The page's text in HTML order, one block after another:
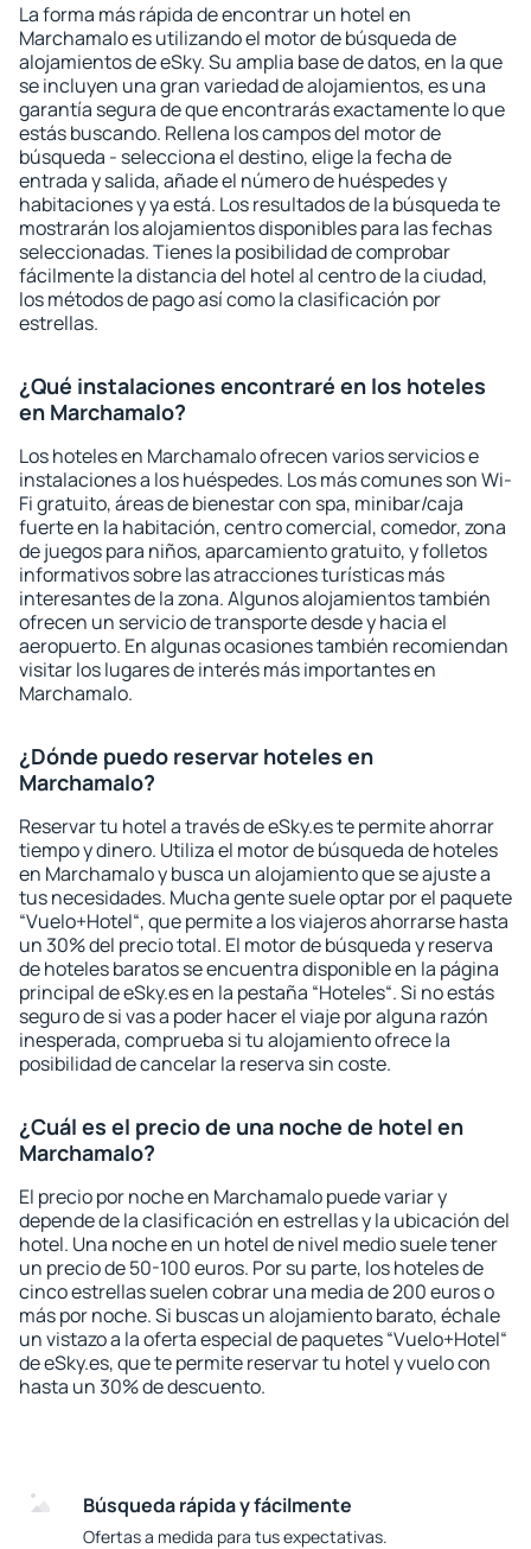
La forma más rápida de encontrar un hotel en
Marchamalo es utilizando el motor de búsqueda de
alojamientos de eSky. Su amplia base de datos, en la que
se incluyen una gran variedad de alojamientos, es una
garantía segura de que encontrarás exactamente lo que
estás buscando. Rellena los campos del motor de
búsqueda - selecciona el destino, elige la fecha de
entrada y salida, añade el número de huéspedes y
habitaciones y ya está. Los resultados de la búsqueda te
mostrarán los alojamientos disponibles para las fechas
seleccionadas. Tienes la posibilidad de comprobar
fácilmente la distancia del hotel al centro de la ciudad,
los métodos de pago así como la clasificación por
estrellas.
¿Qué instalaciones encontraré en los hoteles
en Marchamalo?
Los hoteles en Marchamalo ofrecen varios servicios e
instalaciones a los huéspedes. Los más comunes son Wi-
Fi gratuito, áreas de bienestar con spa, minibar/caja
fuerte en la habitación, centro comercial, comedor, zona
de juegos para niños, aparcamiento gratuito, y folletos
informativos sobre las atracciones turísticas más
interesantes de la zona. Algunos alojamientos también
ofrecen un servicio de transporte desde y hacia el
aeropuerto. En algunas ocasiones también recomiendan
visitar los lugares de interés más importantes en
Marchamalo.
¿Dónde puedo reservar hoteles en
Marchamalo?
Reservar tu hotel a través de eSky.es te permite ahorrar
tiempo y dinero. Utiliza el motor de búsqueda de hoteles
en Marchamalo y busca un alojamiento que se ajuste a
tus necesidades. Mucha gente suele optar por el paquete
“Vuelo+Hotel“, que permite a los viajeros ahorrarse hasta
un 30% del precio total. El motor de búsqueda y reserva
de hoteles baratos se encuentra disponible en la página
principal de eSky.es en la pestaña “Hoteles“. Si no estás
seguro de si vas a poder hacer el viaje por alguna razón
inesperada, comprueba si tu alojamiento ofrece la
posibilidad de cancelar la reserva sin coste.
¿Cuál es el precio de una noche de hotel en
Marchamalo?
El precio por noche en Marchamalo puede variar y
depende de la clasificación en estrellas y la ubicación del
hotel. Una noche en un hotel de nivel medio suele tener
un precio de 50-100 euros. Por su parte, los hoteles de
cinco estrellas suelen cobrar una media de 200 euros o
más por noche. Si buscas un alojamiento barato, échale
un vistazo a la oferta especial de paquetes “Vuelo+Hotel“
de eSky.es, que te permite reservar tu hotel y vuelo con
hasta un 30% de descuento.
Búsqueda rápida y fácilmente
Ofertas a medida para tus expectativas.